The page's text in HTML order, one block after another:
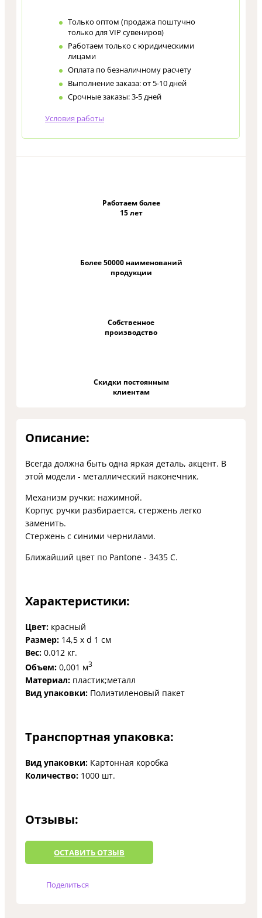
Только оптом (продажа поштучно
только для VIP сувениров)
Работаем только с юридическими
лицами
Оплата по безналичному расчету
Выполнение заказа: от 5-10 дней
Срочные заказы: 3-5 дней
Условия работы
Работаем более
15 лет
Более 50000 наименований
продукции
Собственное
производство
Скидки постоянным
клиентам
Описание:
Всегда должна быть одна яркая деталь, акцент. В
этой модели - металлический наконечник.
Механизм ручки: нажимной.
Корпус ручки разбирается, стержень легко
заменить.
Стержень с синими чернилами.
Ближайший цвет по Pantone - 3435 C.
Характеристики:
Цвет: красный
Размер: 14,5 х d 1 см
Вес: 0.012 кг.
Объем: 0,001 м3
Материал: пластик;металл
Вид упаковки: Полиэтиленовый пакет
Транспортная упаковка:
Вид упаковки: Картонная коробка
Количество: 1000 шт.
Отзывы:
ОCТАВИТЬ ОТЗЫВ
Поделиться